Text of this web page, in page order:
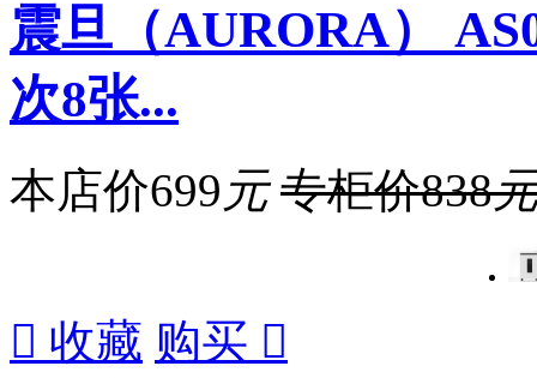
震旦（AURORA）
次8张...
本店价699 元 专柜价838
 收藏 购买 